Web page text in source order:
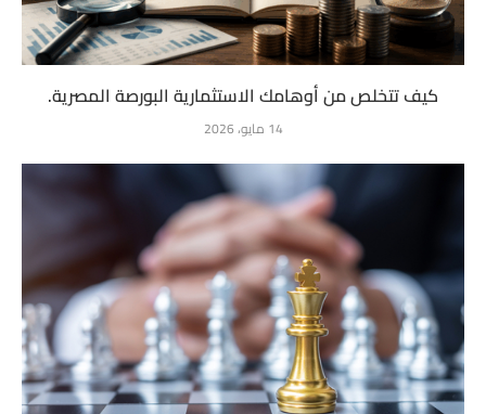
كيف تتخلص من أوهامك الاستثمارية البورصة المصرية.
14 مايو، 2026